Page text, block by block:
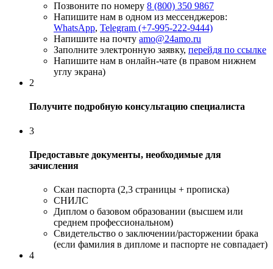
Позвоните по номеру 8 (800) 350 9867
Напишите нам в одном из мессенджеров:
WhatsApp, Telegram (+7-995-222-9444)
Напишите на почту amo@24amo.ru
Заполните электронную заявку, перейдя по ссылке
Напишите нам в онлайн-чате (в правом нижнем
углу экрана)
2
Получите подробную консультацию специалиста
3
Предоставьте документы, необходимые для
зачисления
Скан паспорта (2,3 страницы + прописка)
СНИЛС
Диплом о базовом образовании (высшем или
среднем профессиональном)
Свидетельство о заключении/расторжении брака
(если фамилия в дипломе и паспорте не совпадает)
4